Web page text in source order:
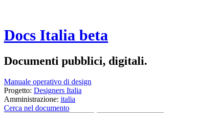
Docs Italia beta
Documenti pubblici, digitali.
Manuale operativo di design
Progetto: Designers Italia
Amministrazione: italia
Cerca nel documento